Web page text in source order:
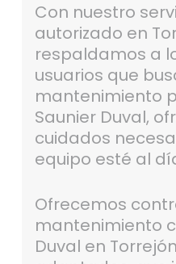
Con nuestro
autorizado en
respaldamos a
usuarios que
mantenimiento
Saunier Duval,
cuidados
equipo esté al
Ofrecemos
mantenimiento
Duval en